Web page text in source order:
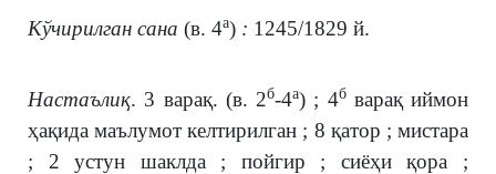
Кўчирилган сана (в. 4а) : 1245/1829 й.
Настаълиқ. 3 варақ. (в. 2б-4а) ; 4бварақ иймон
ҳақида маълумот келтирилган ; 8 қатор ; мистара
; 2 устун шаклда ; пойгир ; сиёҳи қора ;